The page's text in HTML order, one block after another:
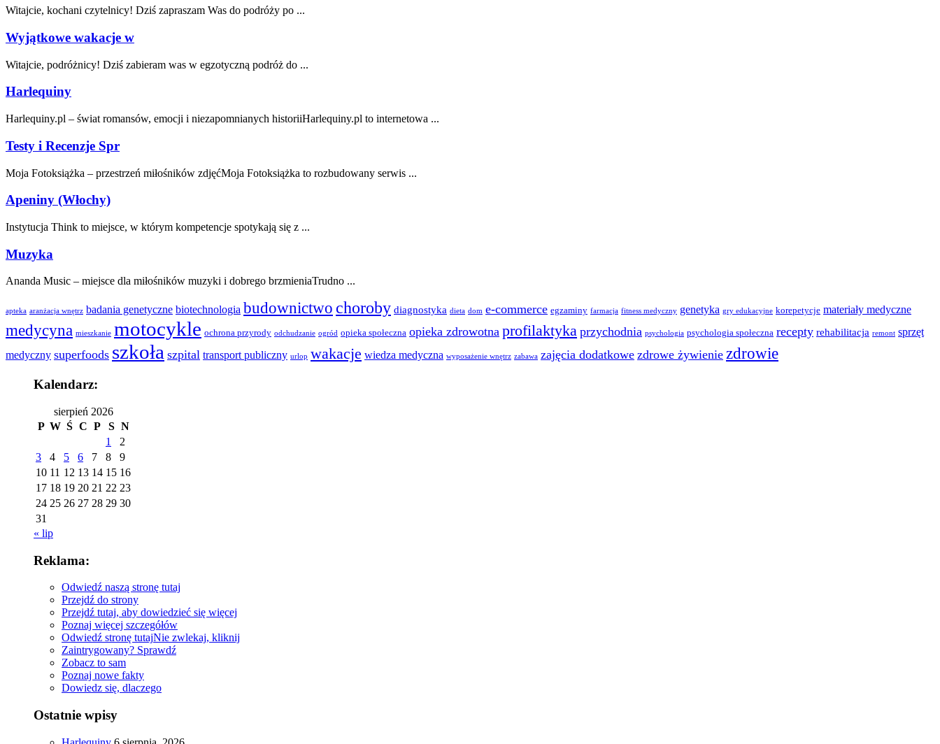
Witajcie, kochani czytelnicy! Dziś zapraszam Was ​do ​podróży⁤ po ...
Wyjątkowe wakacje w
Witajcie, podróżnicy!‍ Dziś​ zabieram was w egzotyczną podróż do ...
Harlequiny
Harlequiny.pl – świat romansów, emocji i niezapomnianych historiiHarlequiny.pl to internetowa ...
Testy i Recenzje Spr
Moja Fotoksiążka – przestrzeń miłośników zdjęćMoja Fotoksiążka to rozbudowany serwis ...
Apeniny (Włochy)
Instytucja Think to miejsce, w którym kompetencje spotykają się z ...
Muzyka
Ananda Music – miejsce dla miłośników muzyki i dobrego brzmieniaTrudno ...
apteka aranżacja wnętrz badania genetyczne biotechnologia budownictwo choroby diagnostyka dieta dom e-commerce egzaminy farmacja fitness medyczny genetyka gry edukacyjne korepetycje materiały medyczne
medycyna mieszkanie motocykle ochrona przyrody odchudzanie ogród opieka społeczna opieka zdrowotna profilaktyka przychodnia psychologia psychologia społeczna recepty rehabilitacja remont sprzęt
medyczny superfoods szkoła szpital transport publiczny urlop wakacje wiedza medyczna wyposażenie wnętrz zabawa zajęcia dodatkowe zdrowe żywienie zdrowie
Kalendarz:
sierpień 2026
P W Ś C P S N
1
2
3
4 5 6 7 8
9
10 11 12 13 14 15 16
17 18 19 20 21 22 23
24 25 26 27 28 29 30
31
« lip
Reklama:
Odwiedź naszą stronę tutaj
Przejdź do strony
Przejdź tutaj, aby dowiedzieć się więcej
Poznaj więcej szczegółów
Odwiedź stronę tutajNie zwlekaj, kliknij
Zaintrygowany? Sprawdź
Zobacz to sam
Poznaj nowe fakty
Dowiedz się, dlaczego
Ostatnie wpisy